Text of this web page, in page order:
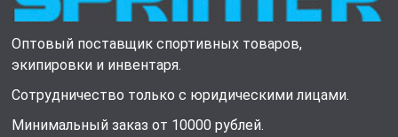
Оптовый поставщик спортивных товаров,
экипировки и инвентаря.
Сотрудничество только с юридическими лицами.
Минимальный заказ от 10000 рублей.